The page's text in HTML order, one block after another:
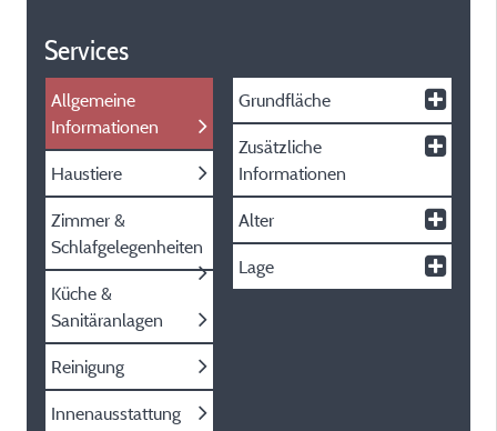
Services
Allgemeine
Informationen
Haustiere
Zimmer &
Schlafgelegenheiten
Küche &
Sanitäranlagen
Reinigung
Innenausstattung
Grundfläche
Zusätzliche
Informationen
Alter
Lage